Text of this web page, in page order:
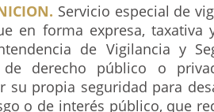
Servicio especial de
en forma expresa, taxativa
de Vigilancia y
de derecho público o
su propia seguridad para
o de interés público, que